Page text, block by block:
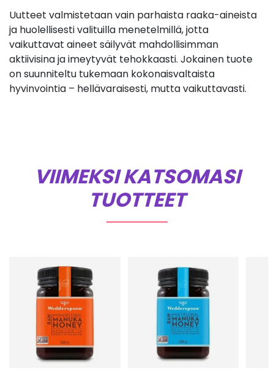
Uutteet valmistetaan vain parhaista raaka-aineista
ja huolellisesti valituilla menetelmillä, jotta
vaikuttavat aineet säilyvät mahdollisimman
aktiivisina ja imeytyvät tehokkaasti. Jokainen tuote
on suunniteltu tukemaan kokonaisvaltaista
hyvinvointia – hellävaraisesti, mutta vaikuttavasti.
VIIMEKSI KATSOMASI
TUOTTEET